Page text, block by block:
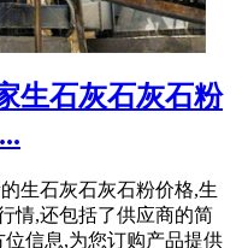
生石灰石灰石粉
生石灰石灰石粉价格,生
情,还包括了供应商的简
信息,为您订购产品提供